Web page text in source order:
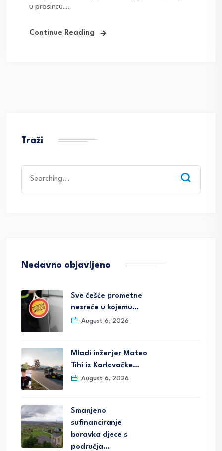
u prosincu...
Continue Reading
Traži
for:
Nedavno objavljeno
Sve češće prometne
nesreće u kojemu…
August 6, 2026
Mladi inženjer Mateo
Tihi iz Karlovačke…
August 6, 2026
Smanjeno
sufinanciranje
boravka djece s
područja…